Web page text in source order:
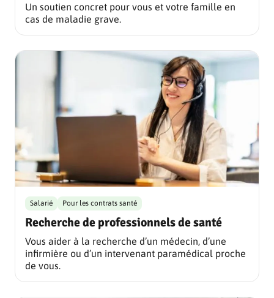
Un soutien concret pour vous et votre famille en
cas de maladie grave.
Recherche de professionnels de santé
Salarié Pour les contrats santé
Vous aider à la recherche d’un médecin, d’une
infirmière ou d’un intervenant paramédical proche
de vous.